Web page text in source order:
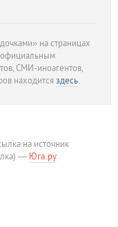
на страницах
официальным
СМИ-иноагентов,
находитсяздесь.
на источник
— Юга.ру